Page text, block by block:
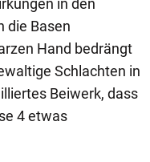
die Basen
Hand bedrängt
Schlachten in
Beiwerk, dass
4 etwas